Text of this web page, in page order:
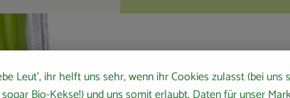
passenden Rezepte gefunden.
Leut', ihr helft uns sehr, wenn ihr Cookies zulasst (bei uns